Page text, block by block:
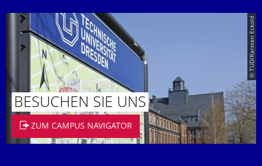
© TUD/Karsten Eckold
BESUCHEN SIE UNS
ZUM CAMPUS NAVIGATOR